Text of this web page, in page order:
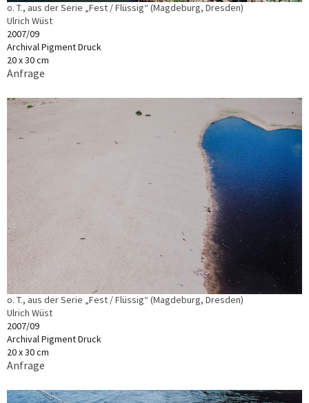
o. T., aus der Serie „Fest / Flüssig“ (Magdeburg, Dresden)
Ulrich Wüst
2007/09
Archival Pigment Druck
20 x 30 cm
Anfrage
o. T., aus der Serie „Fest / Flüssig“ (Magdeburg, Dresden)
Ulrich Wüst
2007/09
Archival Pigment Druck
20 x 30 cm
Anfrage